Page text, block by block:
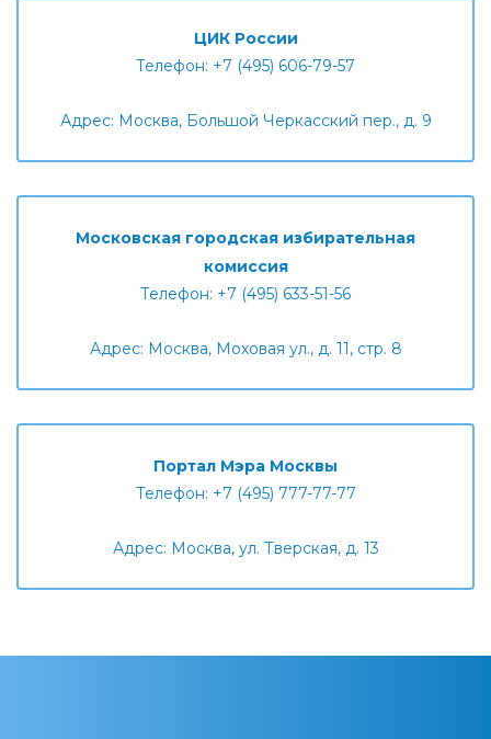
ЦИК России
Телефон: +7 (495) 606-79-57
Адрес: Москва, Большой Черкасский пер., д. 9
Московская городская избирательная
комиссия
Телефон: +7 (495) 633-51-56
Адрес: Москва, Моховая ул., д. 11, стр. 8
Портал Мэра Москвы
Телефон: +7 (495) 777-77-77
Адрес: Москва, ул. Тверская, д. 13